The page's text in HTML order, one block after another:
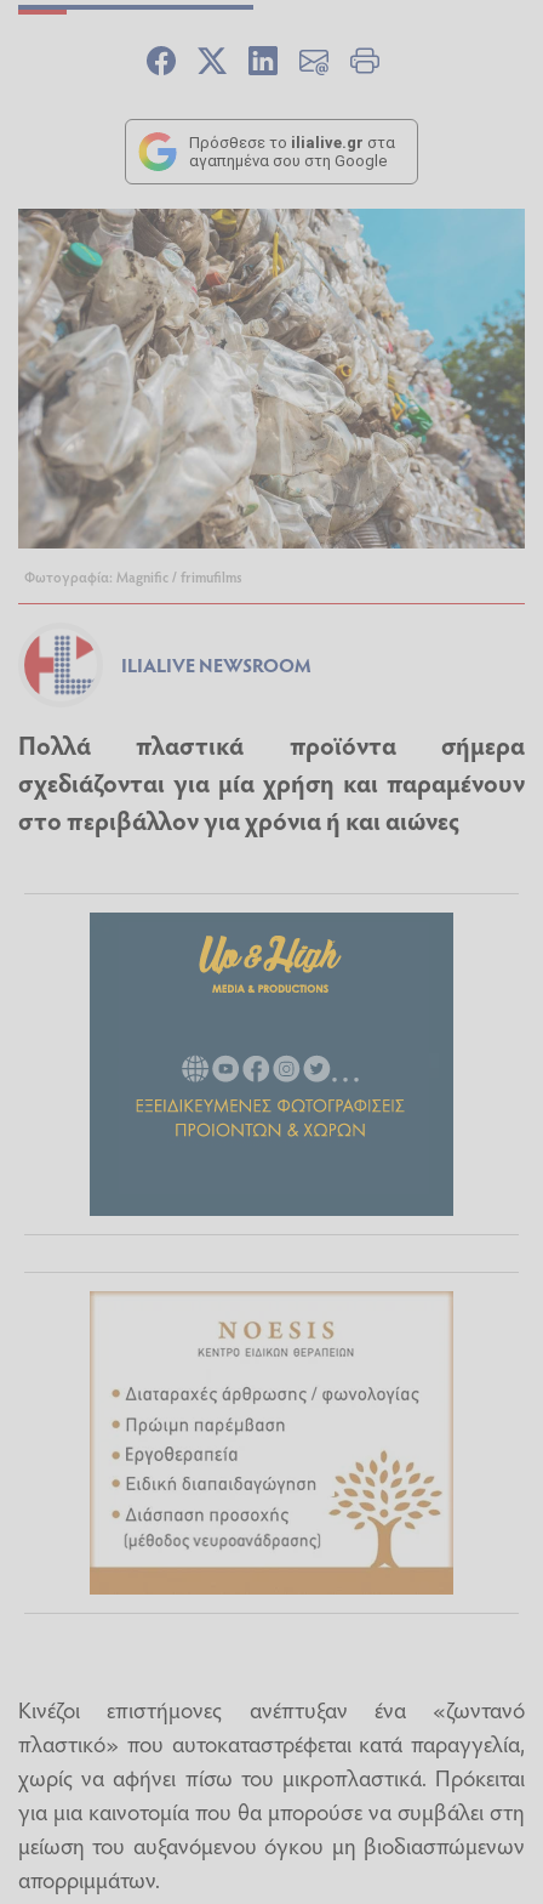
Πρόσθεσε το ilialive.gr στα
αγαπημένα σου στη Google
Φωτογραφία: Magnific / frimufilms
ILIALIVE NEWSROOM
Πολλά πλαστικά προϊόντα σήμερα
σχεδιάζονται για μία χρήση και παραμένουν
στο περιβάλλον για χρόνια ή και αιώνες
Κινέζοι επιστήμονες ανέπτυξαν ένα «ζωντανό
πλαστικό» που αυτοκαταστρέφεται κατά παραγγελία,
χωρίς να αφήνει πίσω του μικροπλαστικά. Πρόκειται
για μια καινοτομία που θα μπορούσε να συμβάλει στη
μείωση του αυξανόμενου όγκου μη βιοδιασπώμενων
απορριμμάτων.